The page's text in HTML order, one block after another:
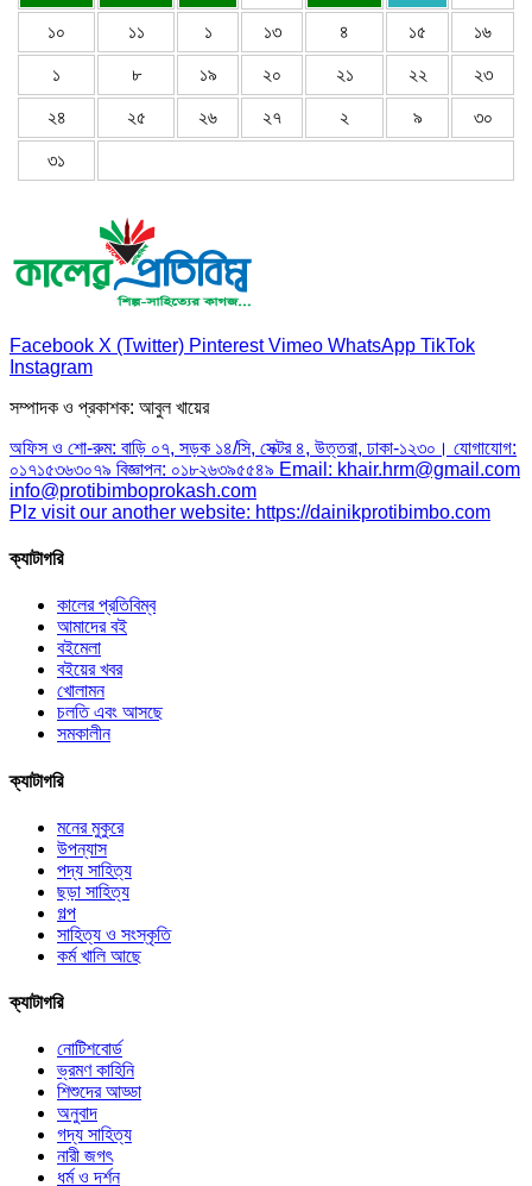
১০ ১১ ১ ১৩ ৪ ১৫ ১৬
১ ৮ ১৯ ২০ ২১ ২২ ২৩
২৪ ২৫ ২৬ ২৭ ২ ৯ ৩০
৩১
Facebook X (Twitter) Pinterest Vimeo WhatsApp TikTok
Instagram
সম্পাদক ও প্রকাশক: আবুল খায়ের
অফিস ও শো-রুম: বাড়ি ০৭, সড়ক ১৪/সি, সেক্টর ৪, উত্তরা, ঢাকা-১২৩০। যোগাযোগ:
০১৭১৫৩৬৩০৭৯ বিজ্ঞাপন: ০১৮২৬৩৯৫৫৪৯ Email: khair.hrm@gmail.com
info@protibimboprokash.com
Plz visit our another website: https://dainikprotibimbo.com
ক্যাটাগরি
কালের প্রতিবিম্ব
আমাদের বই
বইমেলা
বইয়ের খবর
খোলামন
চলতি এবং আসছে
সমকালীন
ক্যাটাগরি
মনের মুকুরে
উপন্যাস
পদ্য সাহিত্য
ছড়া সাহিত্য
গল্প
সাহিত্য ও সংস্কৃতি
কর্ম খালি আছে
ক্যাটাগরি
নোটিশবোর্ড
ভ্রমণ কাহিনি
শিশুদের আড্ডা
অনুবাদ
গদ্য সাহিত্য
নারী জগৎ
ধর্ম ও দর্শন